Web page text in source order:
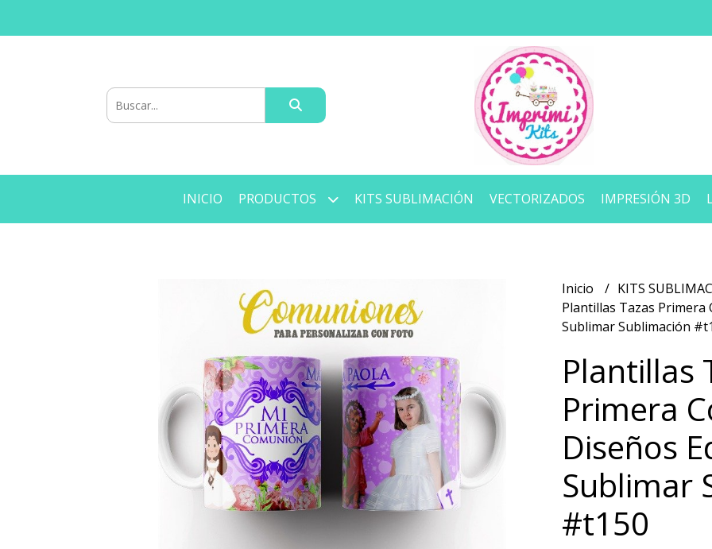
INICIO PRODUCTOS KITS SUBLIMACIÓN VECTORIZADOS IMPRESIÓN 3D
Inicio KITS
Plantillas Tazas Primera
Sublimar Sublimación
Plantillas
Primera
Diseños
Sublimar
#t150